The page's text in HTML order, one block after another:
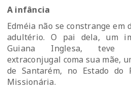
A infância
Edméia não se constrange em
adultério. O pai dela, um
Guiana Inglesa, teve
extraconjugal coma sua mãe,
de Santarém, no Estado do
Missionária.